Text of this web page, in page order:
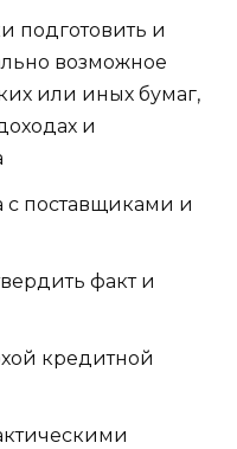
подготовить и
возможное
или иных бумаг,
и
с поставщиками и
факт и
кредитной